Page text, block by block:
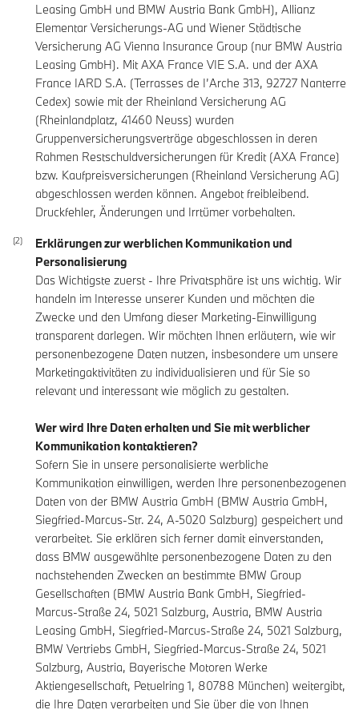
Leasing GmbH und BMW Austria Bank GmbH), Allianz
Elementar Versicherungs-AG und Wiener Städtische
Versicherung AG Vienna Insurance Group (nur BMW Austria
Leasing GmbH). Mit AXA France VIE S.A. und der AXA
France IARD S.A. (Terrasses de I’Arche 313, 92727 Nanterre
Cedex) sowie mit der Rheinland Versicherung AG
(Rheinlandplatz, 41460 Neuss) wurden
Gruppenversicherungsverträge abgeschlossen in deren
Rahmen Restschuldversicherungen für Kredit (AXA France)
bzw. Kaufpreisversicherungen (Rheinland Versicherung AG)
abgeschlossen werden können. Angebot freibleibend.
Druckfehler, Änderungen und Irrtümer vorbehalten.
Erklärungen zur werblichen Kommunikation und
Personalisierung
Das Wichtigste zuerst - Ihre Privatsphäre ist uns wichtig. Wir
handeln im Interesse unserer Kunden und möchten die
Zwecke und den Umfang dieser Marketing-Einwilligung
transparent darlegen. Wir möchten Ihnen erläutern, wie wir
personenbezogene Daten nutzen, insbesondere um unsere
Marketingaktivitäten zu individualisieren und für Sie so
relevant und interessant wie möglich zu gestalten.
Wer wird Ihre Daten erhalten und Sie mit werblicher
Kommunikation kontaktieren?
Sofern Sie in unsere personalisierte werbliche
Kommunikation einwilligen, werden Ihre personenbezogenen
Daten von der BMW Austria GmbH (BMW Austria GmbH,
Siegfried-Marcus-Str. 24, A-5020 Salzburg) gespeichert und
verarbeitet. Sie erklären sich ferner damit einverstanden,
dass BMW ausgewählte personenbezogene Daten zu den
nachstehenden Zwecken an bestimmte BMW Group
Gesellschaften (BMW Austria Bank GmbH, Siegfried-
Marcus-Straße 24, 5021 Salzburg, Austria, BMW Austria
Leasing GmbH, Siegfried-Marcus-Straße 24, 5021 Salzburg,
BMW Vertriebs GmbH, Siegfried-Marcus-Straße 24, 5021
Salzburg, Austria, Bayerische Motoren Werke
Aktiengesellschaft, Petuelring 1, 80788 München) weitergibt,
die Ihre Daten verarbeiten und Sie über die von Ihnen